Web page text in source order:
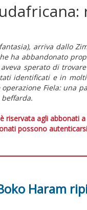
arriva dallo
ha abbandonato
sperato di
identificati e in
Fiela: una
riservata agli abbonati a
possono
Haram